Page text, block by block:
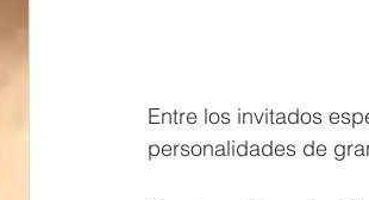
Entre los invitados
personalidades de